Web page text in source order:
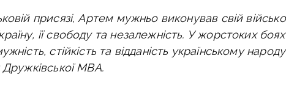
присязі, Артем мужньо виконував свій
її свободу та незалежність. У жорстоких
стійкість та відданість українському
Дружківської МВА.